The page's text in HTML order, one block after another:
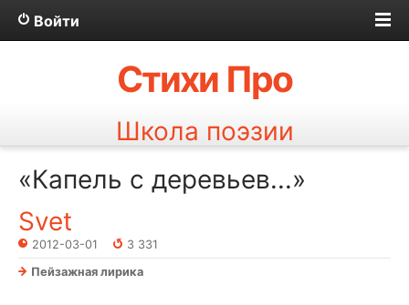
Войти
Стихи Про
Школа поэзии
«Капель с деревьев...»
Svet
2012-03-01
3 331
Пейзажная лирика